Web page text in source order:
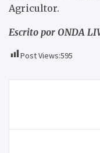
Agricultor.
Escrito por ONDA
Post Views:595
artigos